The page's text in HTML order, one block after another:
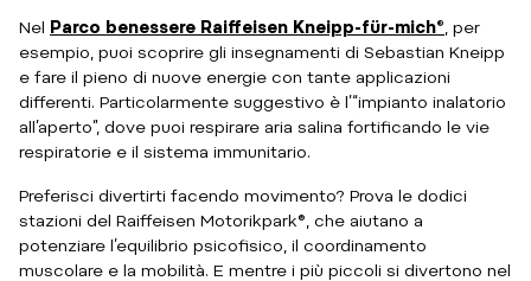
Nel Parco benessere Raiffeisen Kneipp-für-mich® , per
esempio, puoi scoprire gli insegnamenti di Sebastian Kneipp
e fare il pieno di nuove energie con tante applicazioni
differenti. Particolarmente suggestivo è l’“impianto inalatorio
all’aperto”, dove puoi respirare aria salina fortificando le vie
respiratorie e il sistema immunitario.
Preferisci divertirti facendo movimento? Prova le dodici
stazioni del Raiffeisen Motorikpark®, che aiutano a
potenziare l’equilibrio psicofisico, il coordinamento
muscolare e la mobilità. E mentre i più piccoli si divertono nel